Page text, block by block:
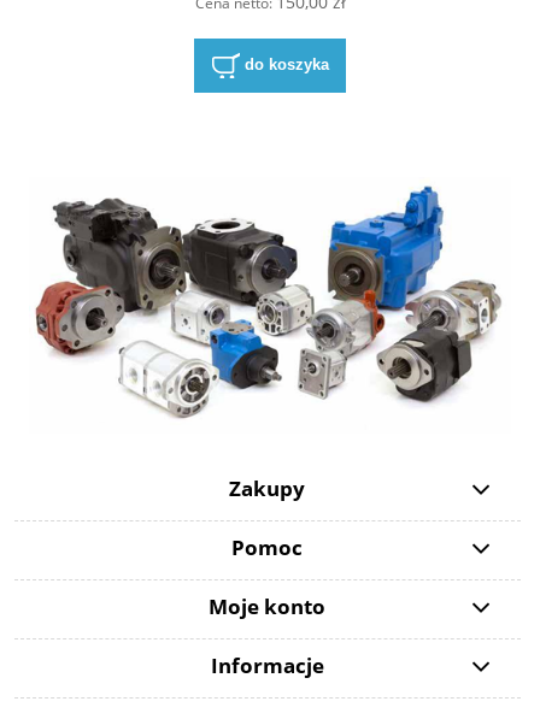
do koszyka
Zakupy
Pomoc
Moje konto
Informacje